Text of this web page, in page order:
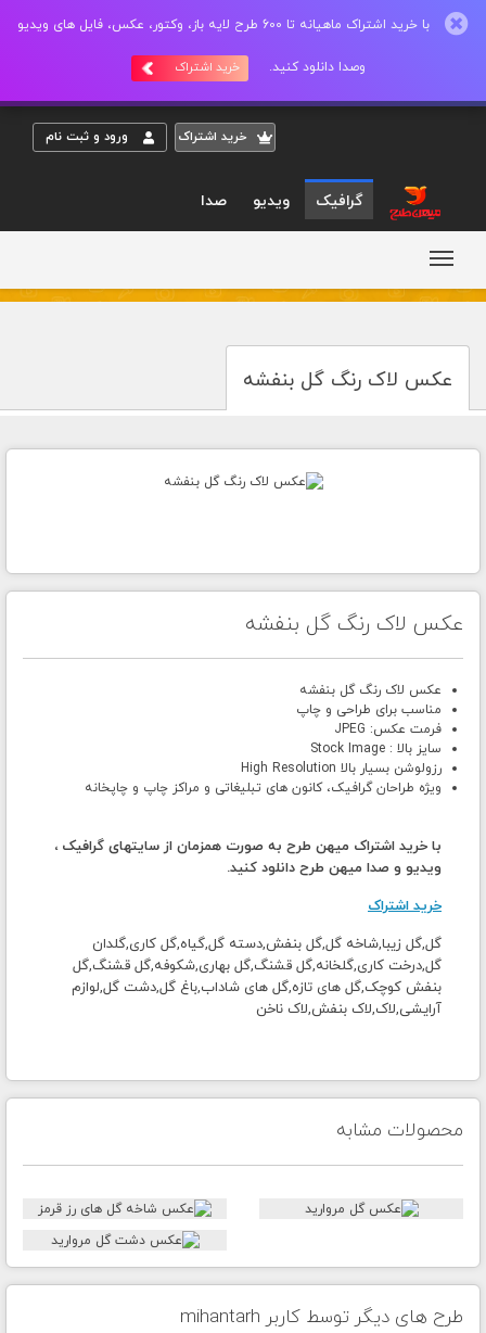
با خرید اشتراک ماهیانه تا 600 طرح لایه باز، وکتور، عکس، فایل های ویدیو
وصدا دانلود کنید. خرید اشتراک
خريد اشتراک ورود و ثبت نام
گرافیک ویدیو صدا
عکس لاک رنگ گل بنفشه
عکس لاک رنگ گل بنفشه
عکس لاک رنگ گل بنفشه
مناسب برای طراحی و چاپ
فرمت عکس: JPEG
سایز بالا : Stock Image
رزولوشن بسیار بالا High Resolution
ویژه طراحان گرافیک، کانون های تبلیغاتی و مراکز چاپ و چاپخانه
با خرید اشتراک میهن طرح به صورت همزمان از سایتهای گرافیک ،
ویدیو و صدا میهن طرح دانلود کنید.
خرید اشتراک
گل,گل زیبا,شاخه گل,گل بنفش,دسته گل,گیاه,گل کاری,گلدان
گل,درخت کاری,گلخانه,گل قشنگ,گل بهاری,شکوفه,گل قشنگ,گل
بنفش کوچک,گل های تازه,گل های شاداب,باغ گل,دشت گل,لوازم
آرایشی,لاک,لاک بنفش,لاک ناخن
محصولات مشابه
طرح های دیگر توسط کاربر mihantarh